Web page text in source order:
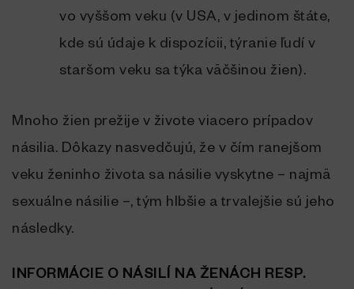
vo vyššom veku (v USA, v jedinom štáte,
kde sú údaje k dispozícii, týranie ľudí v
staršom veku sa týka väčšinou žien).
Mnoho žien prežije v živote viacero prípadov
násilia. Dôkazy nasvedčujú, že v čím ranejšom
veku ženinho života sa násilie vyskytne – najmä
sexuálne násilie –, tým hlbšie a trvalejšie sú jeho
následky.
INFORMÁCIE O NÁSILÍ NA ŽENÁCH RESP.